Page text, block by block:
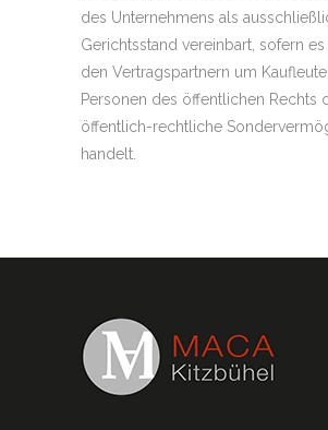
des Unternehmens als
Gerichtsstand vereinbart, sofern
den Vertragspartnern um
Personen des öffentlichen Rechts
öffentlich-rechtliche
handelt.